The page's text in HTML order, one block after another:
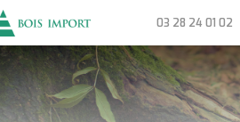
03 28 24 01 02